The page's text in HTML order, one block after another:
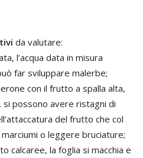
da valutare:
l’acqua data in misura
far sviluppare malerbe;
con il frutto a spalla alta,
si possono avere ristagni di
del frutto che col
o leggere bruciature;
calcaree, la foglia si macchia e